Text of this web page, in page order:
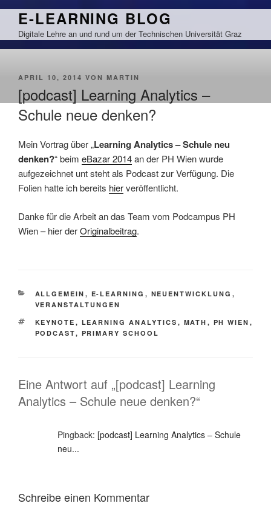
Zum
springen
E-LEARNING BLOG
Digitale Lehre an und rund um der Technischen Universität Graz
VERÖFFENTLICHT
APRIL 10, 2014 VON MARTIN
[podcast] Learning Analytics –
Schule neue denken?
Mein Vortrag über „Learning Analytics – Schule neu
denken?“ beim eBazar 2014an der PH Wien wurde
aufgezeichnet unt steht als Podcast zur Verfügung. Die
Folien hatte ich bereits hierveröffentlicht.
Danke für die Arbeit an das Team vom Podcampus PH
Wien – hier derOriginalbeitrag.
KATEGORIEN
ALLGEMEIN , E-LEARNING , NEUENTWICKLUNG ,
VERANSTALTUNGEN
SCHLAGWÖRTER
KEYNOTE , LEARNING ANALYTICS , MATH , PH WIEN ,
PODCAST, PRIMARY SCHOOL
Eine Antwort auf „[podcast] Learning
Analytics – Schule neue denken?“
Pingback: [podcast] Learning Analytics – Schule
neu...
Schreibe einen Kommentar